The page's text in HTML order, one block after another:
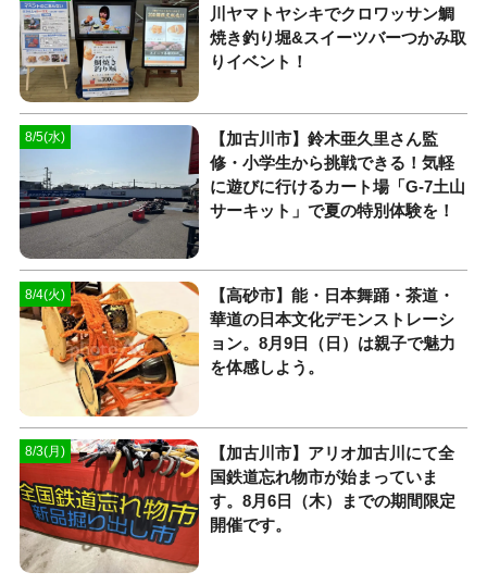
川ヤマトヤシキでクロワッサン鯛
焼き釣り堀&スイーツバーつかみ取
りイベント！
8/5(水)
【加古川市】鈴木亜久里さん監
修・小学生から挑戦できる！気軽
に遊びに行けるカート場「G-7土山
サーキット」で夏の特別体験を！
8/4(火)
【高砂市】能・日本舞踊・茶道・
華道の日本文化デモンストレーシ
ョン。8月9日（日）は親子で魅力
を体感しよう。
8/3(月)
【加古川市】アリオ加古川にて全
国鉄道忘れ物市が始まっていま
す。8月6日（木）までの期間限定
開催です。